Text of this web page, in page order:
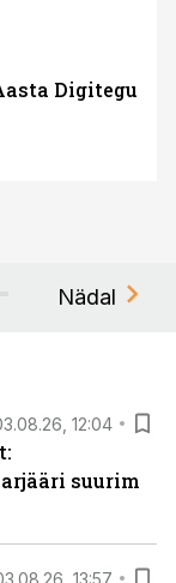
Digitegu
Nädal
12:04
suurim
13:57